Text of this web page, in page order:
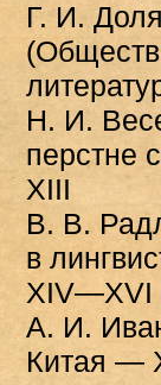
Г. И.
Н. И.
перстне
XIII
B. В.
в
XIV—XVI
A. И.
Китая —